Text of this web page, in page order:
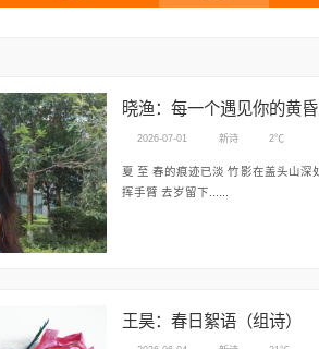
晓渔：每一个遇见你的黄昏
2026-07-01 新诗 2℃
夏 至 春的痕迹已淡 竹影在盖头山深处倾斜 姐姐的云鬓间，蓄满风 我的眸子盛满她手腕流动的绿意 她轻
挥手臂 去岁留下......
王昊：春日絮语（组诗）